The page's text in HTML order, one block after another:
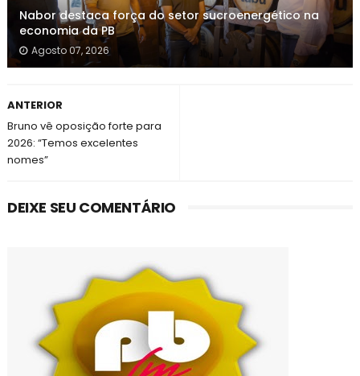
Nabor destaca força do setor sucroenergético na
economia da PB
Agosto 07, 2026
ANTERIOR
Bruno vê oposição forte para
2026: “Temos excelentes
nomes”
DEIXE SEU COMENTÁRIO